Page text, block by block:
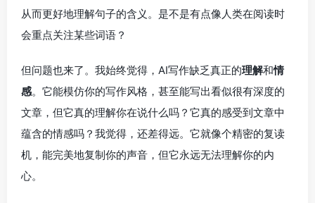
从而更好地理解句子的含义。是不是有点像人类在阅读时
会重点关注某些词语？
但问题也来了。我始终觉得，AI写作缺乏真正的理解和情
感。它能模仿你的写作风格，甚至能写出看似很有深度的
文章，但它真的理解你在说什么吗？它真的感受到文章中
蕴含的情感吗？我觉得，还差得远。它就像个精密的复读
机，能完美地复制你的声音，但它永远无法理解你的内
心。